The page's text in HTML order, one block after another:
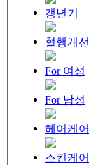
갱년기
혈행개선
For 여성
For 남성
헤어케어
스킨케어